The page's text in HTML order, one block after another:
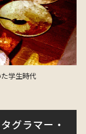
学生時代
グラマー・